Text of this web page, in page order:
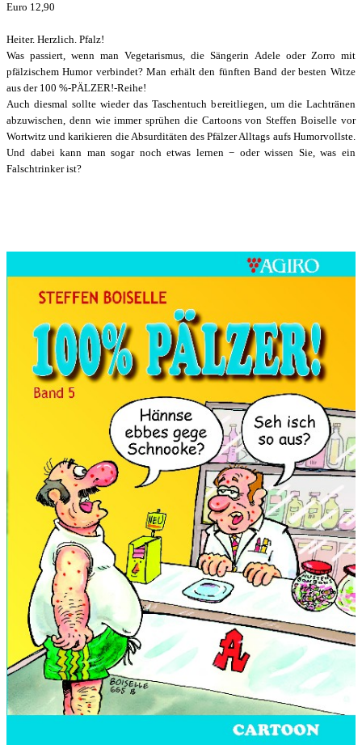
Euro 12,90
Heiter. Herzlich. Pfalz!
Was passiert, wenn man Vegetarismus, die Sängerin Adele oder Zorro mit
pfälzischem Humor verbindet? Man erhält den fünften Band der besten Witze
aus der 100 %-PÄLZER!-Reihe!
Auch diesmal sollte wieder das Taschentuch bereitliegen, um die Lachtränen
abzuwischen, denn wie immer sprühen die Cartoons von Steffen Boiselle vor
Wortwitz und karikieren die Absurditäten des Pfälzer Alltags aufs Humorvollste.
Und dabei kann man sogar noch etwas lernen − oder wissen Sie, was ein
Falschtrinker ist?